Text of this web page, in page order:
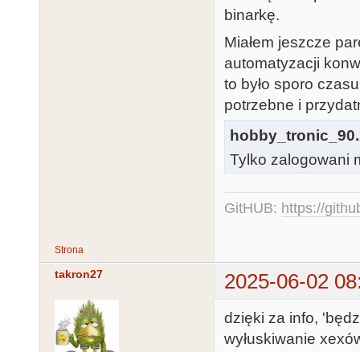
Przetwarzam
Przetwarzam
Przetwarzam
Przetwarzam
Przetwarzam
Przetwarzam
Operacja
binarkę.
Miałem jeszcze
automatyzacji
to było sporo
potrzebne i
Tylko zalogowani
GitHUB: https://
Strona
takron27 2025-06-02
dzięki za info,
wyłuskiwanie